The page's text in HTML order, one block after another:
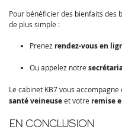
Pour bénéficier des bienfaits des
de plus simple :
Prenez rendez-vous en
Ou appelez notre
Le cabinet KB7 vous accompagne
santé veineuseet votre remise
EN CONCLUSION